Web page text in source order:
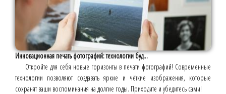
Инновационная печать фотографий: технологии буд...
Откройте для себя новые горизонты в печати фотографий! Современные
технологии позволяют создавать яркие и чёткие изображения, которые
сохранят ваши воспоминания на долгие годы. Приходите и убедитесь сами!